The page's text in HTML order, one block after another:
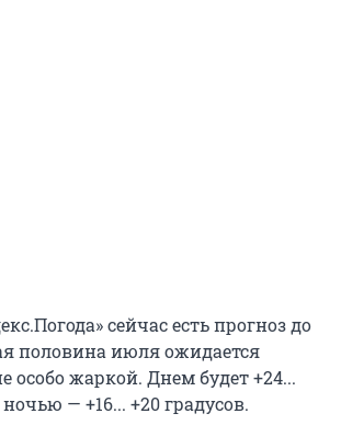
сейчас есть прогноз до
половина июля ожидается
особо жаркой. Днем будет +24...
ночью — +16... +20 градусов.